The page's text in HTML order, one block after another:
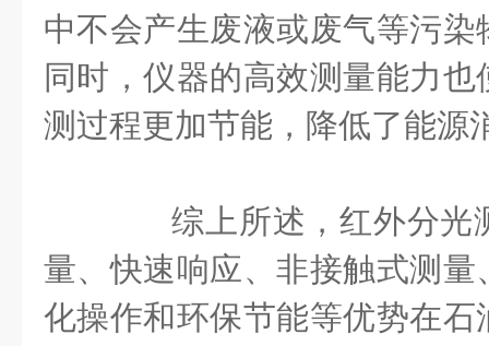
中不会产生废液或废气等污
同时，仪器的高效测量能力
测过程更加节能，降低了能源
综上所述，红外分光
量、快速响应、非接触式测
化操作和环保节能等优势在